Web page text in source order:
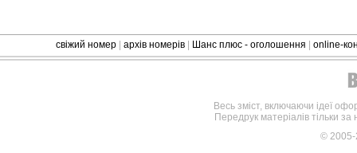
свіжий номер архів номерів Шанс плюс - оголошення online-
Весь зміст, включаючи ідеї
Передрук матеріалів тільки
©